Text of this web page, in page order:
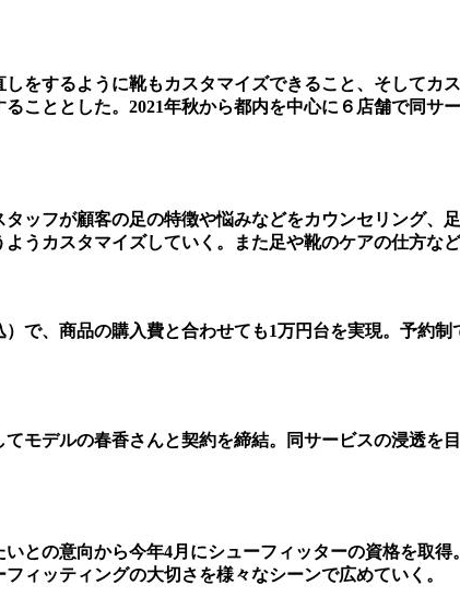
をするように靴もカスタマイズできること、そして
こととした。2021年秋から都内を中心に６店舗で同
ッフが顧客の足の特徴や悩みなどをカウンセリング
うカスタマイズしていく。また足や靴のケアの仕方な
で、商品の購入費と合わせても1万円台を実現。予約
モデルの春香さんと契約を締結。同サービスの浸透を
との意向から今年4月にシューフィッターの資格を取
ィッティングの大切さを様々なシーンで広めていく。